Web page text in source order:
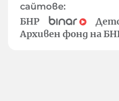
сайтове:
БНР
Архивен фонд на